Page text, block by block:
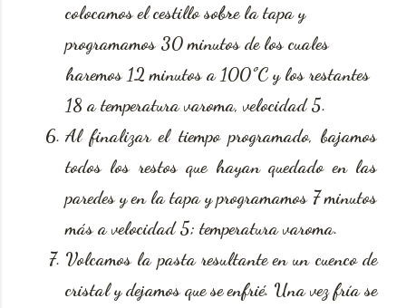
colocamos el cestillo sobre la tapa y
programamos 30 minutos de los cuales
haremos 12 minutos a 100ºC y los restantes
18 a temperatura varoma, velocidad 5.
Al finalizar el tiempo programado, bajamos
todos los restos que hayan quedado en las
paredes y en la tapa y programamos 7 minutos
más a velocidad 5; temperatura varoma.
Volcamos la pasta resultante en un cuenco de
cristal y dejamos que se enfrié. Una vez fría se